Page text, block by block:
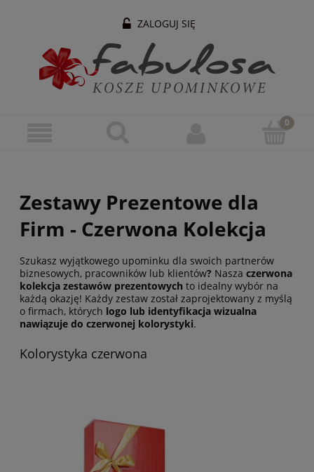
ZALOGUJ SIĘ
Zestawy Prezentowe dla
Firm - Czerwona Kolekcja
Szukasz wyjątkowego upominku dla swoich partnerów
biznesowych, pracowników lub klientów? Nasza czerwona
kolekcja zestawów prezentowych to idealny wybór na
każdą okazję! Każdy zestaw został zaprojektowany z myślą
o firmach, których logo lub identyfikacja wizualna
nawiązuje do czerwonej kolorystyki.
Kolorystyka czerwona